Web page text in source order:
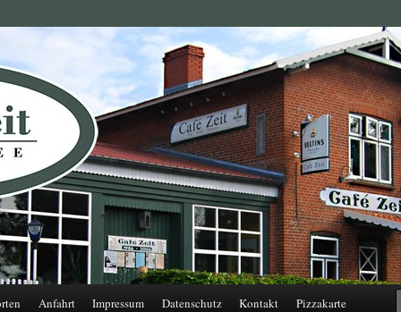
Anfahrt Impressum Datenschutz Kontakt Pizzakarte